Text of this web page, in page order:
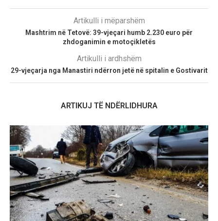
Artikulli i mëparshëm
Mashtrim në Tetovë: 39-vjeçari humb 2.230 euro për
zhdoganimin e motoçikletës
Artikulli i ardhshëm
29-vjeçarja nga Manastiri ndërron jetë në spitalin e Gostivarit
ARTIKUJ TË NDËRLIDHURA